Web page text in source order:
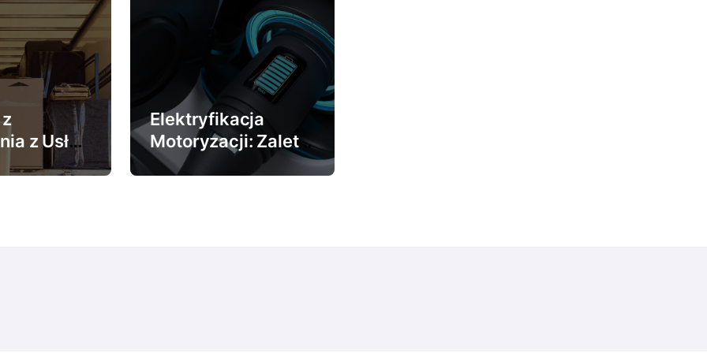
z Usług
Elektryfikacja
Motoryzacji: Zalety
Ładowania